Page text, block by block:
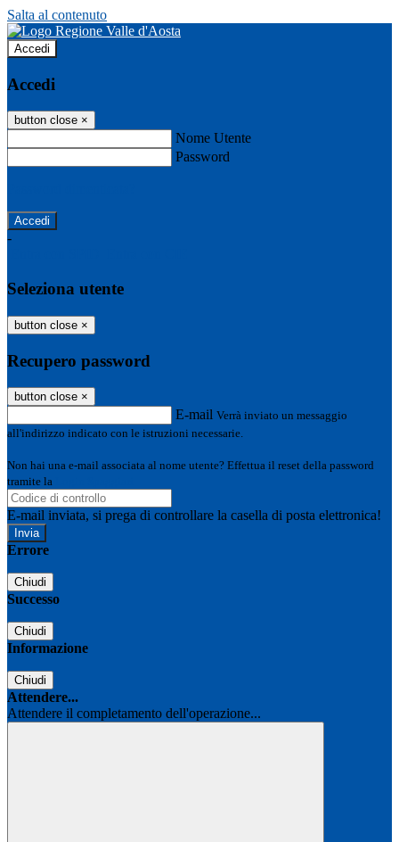
Salta al contenuto
Accedi
Accedi
button close ×
Nome Utente
Password
-
Seleziona utente
button close ×
Recupero password
button close ×
E-mail Verrà inviato un messaggio
all'indirizzo indicato con le istruzioni necessarie.
Non hai una e-mail associata al nome utente? Effettua il reset della password
tramite la
E-mail inviata, si prega di controllare la casella di posta elettronica!
Errore
Chiudi
Successo
Chiudi
Informazione
Chiudi
Attendere...
Attendere il completamento dell'operazione...